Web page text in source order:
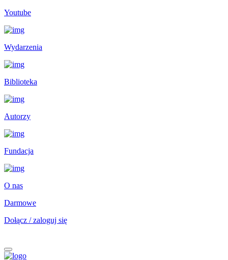
Youtube
Wydarzenia
Biblioteka
Autorzy
Fundacja
O nas
Darmowe
Dołącz / zaloguj się